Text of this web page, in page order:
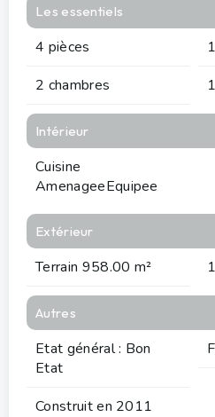
Les essentiels
4 pièces
2 chambres
Intérieur
Cuisine
AmenageeEquipee
Extérieur
Terrain 958.00 m²
Autres
Etat général : Bon
Etat
Construit en 2011